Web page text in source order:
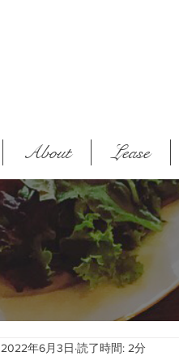
About Lease
2022年6月3日 読了時間: 2分